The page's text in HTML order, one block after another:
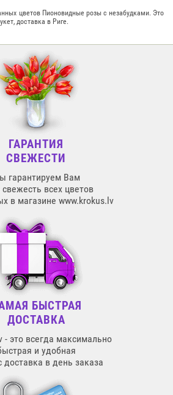
цветов Пионовидные розы с незабудками. Это
доставка в Риге.
ГАРАНТИЯ
СВЕЖЕСТИ
гарантируем Вам
свежесть всех цветов
в магазине www.krokus.lv
БЫСТРАЯ
ДОСТАВКА
- это всегда максимально
и удобная
доставка в день заказа